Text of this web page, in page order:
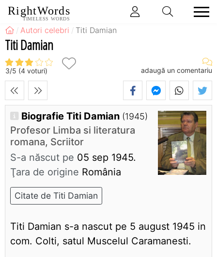
RightWords
TIMELESS WORDS
Autori celebri Titi Damian
Titi Damian
3/5 (4 voturi) adaugă un comentariu
Biografie Titi Damian (1945)
Profesor Limba si literatura
romana, Scriitor
S-a născut pe 05 sep 1945.
Ţara de origine România
Citate de Titi Damian
Titi Damian s-a nascut pe 5 august 1945 in
com. Colti, satul Muscelul Caramanesti.